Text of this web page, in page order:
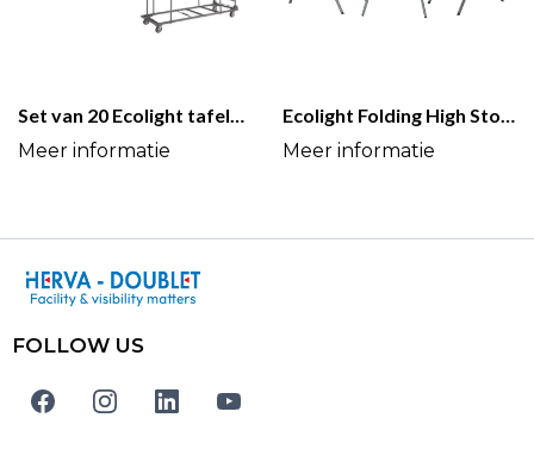
Set van 20 Ecolight tafels + Uitbreidbare trolley Ecolight Folding High Stool
FOLLOW US